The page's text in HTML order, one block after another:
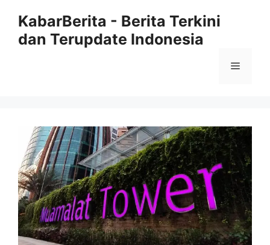
KabarBerita - Berita Terkini
dan Terupdate Indonesia
Menu